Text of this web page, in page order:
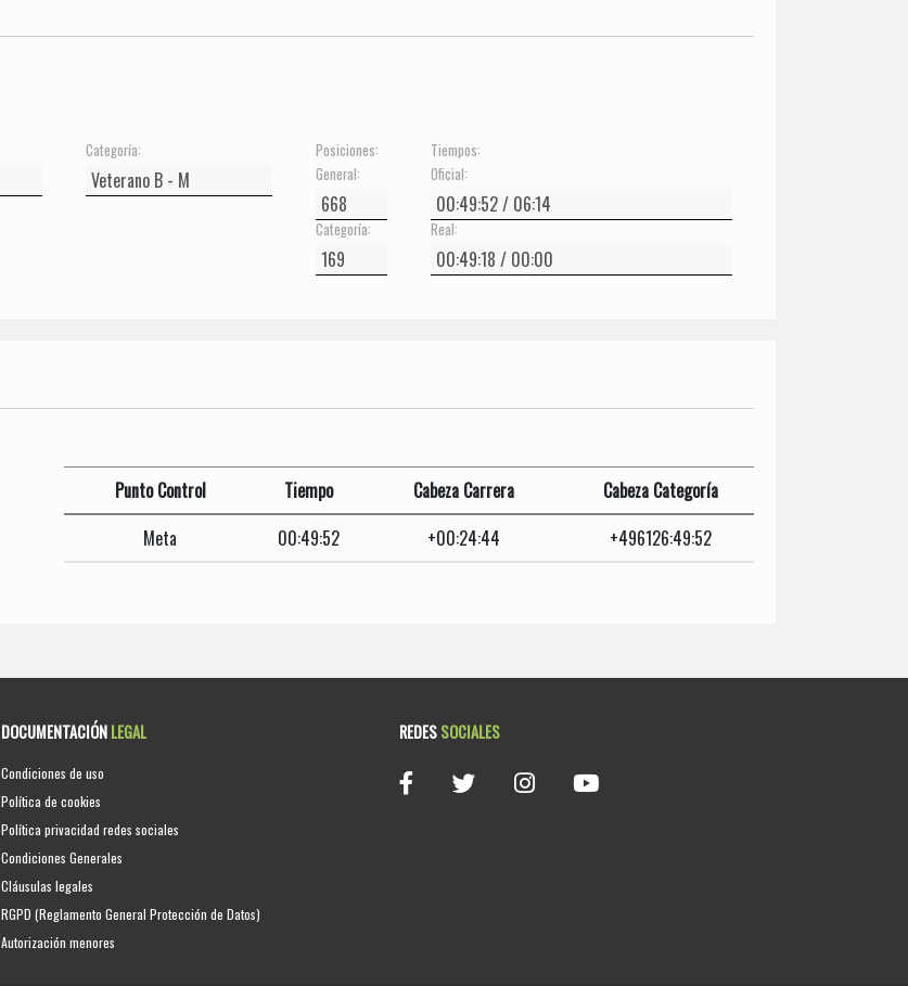
Categoría:
Posiciones:
General:
Categoría:
Tiempos:
Oficial:
Real:
Punto Control Tiempo Cabeza Carrera
Cabeza Categoría
Meta
00:49:52 +00:24:44 +496126:49:52
DOCUMENTACIÓNLEGAL
Condiciones de uso
Política de cookies
Política privacidad redes sociales
Condiciones Generales
Cláusulas legales
RGPD (Reglamento General Protección de Datos)
Autorización menores
REDESSOCIALES